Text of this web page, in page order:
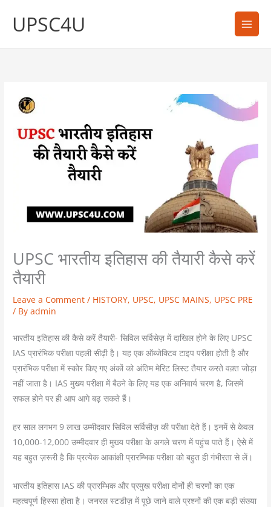
UPSC4U
UPSC भारतीय इतिहास की तैयारी कैसे करें
तैयारी
Leave a Comment / HISTORY, UPSC, UPSC MAINS, UPSC PRE
/ Byadmin
भारतीय इतिहास की कैसे करें तैयारी- सिविल सर्विसेज़ में दाखिल होने के लिए UPSC
IAS प्रारंभिक परीक्षा पहली सीढ़ी है। यह एक ऑब्जेक्टिव टाइप परीक्षा होती है और
प्रारंभिक परीक्षा में स्कोर किए गए अंकों को अंतिम मेरिट लिस्ट तैयार करते वक़्त जोड़ा
नहीं जाता है। IAS मुख्य परीक्षा में बैठने के लिए यह एक अनिवार्य चरण है, जिसमें
सफल होने पर ही आप आगे बढ़ सकते हैं।
हर साल लगभग 9 लाख उम्मीदवार सिविल सर्विसीज़ की परीक्षा देते हैं। इनमें से केवल
10,000-12,000 उम्मीदवार ही मुख्य परीक्षा के अगले चरण में पहुंच पाते हैं। ऐसे में
यह बहुत ज़रूरी है कि प्रत्येक आकांक्षी प्रारम्भिक परीक्षा को बहुत ही गंभीरता से लें।
भारतीय इतिहास IAS की प्रारम्भिक और प्रमुख परीक्षा दोनों ही चरणों का एक
महत्वपूर्ण हिस्सा होता है। जनरल स्टडीज़ में पूछे जाने वाले प्रश्नों की एक बड़ी संख्या